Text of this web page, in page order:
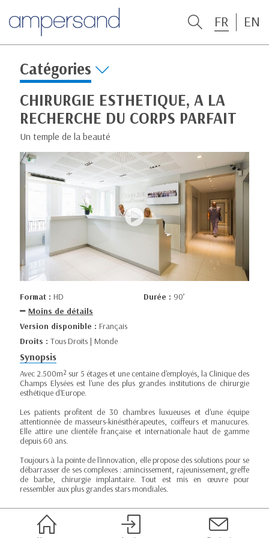
FR EN
Catégories
CHIRURGIE ESTHETIQUE, A LA
RECHERCHE DU CORPS PARFAIT
Un temple de la beauté
Format : HD Durée : 90’
Moins de détails
Version disponible : Français
Droits : Tous Droits | Monde
Synopsis
Avec 2.500m² sur 5 étages et une centaine d'employés, la Clinique des
Champs Elysées est l'une des plus grandes institutions de chirurgie
esthétique d'Europe.
Les patients profitent de 30 chambres luxueuses et d'une équipe
attentionnée de masseurs-kinésithérapeutes, coiffeurs et manucures.
Elle attire une clientèle française et internationale haut de gamme
depuis 60 ans.
Toujours à la pointe de l'innovation, elle propose des solutions pour se
débarrasser de ses complexes : amincissement, rajeunissement, greffe
de barbe, chirurgie implantaire. Tout est mis en œuvre pour
ressembler aux plus grandes stars mondiales.